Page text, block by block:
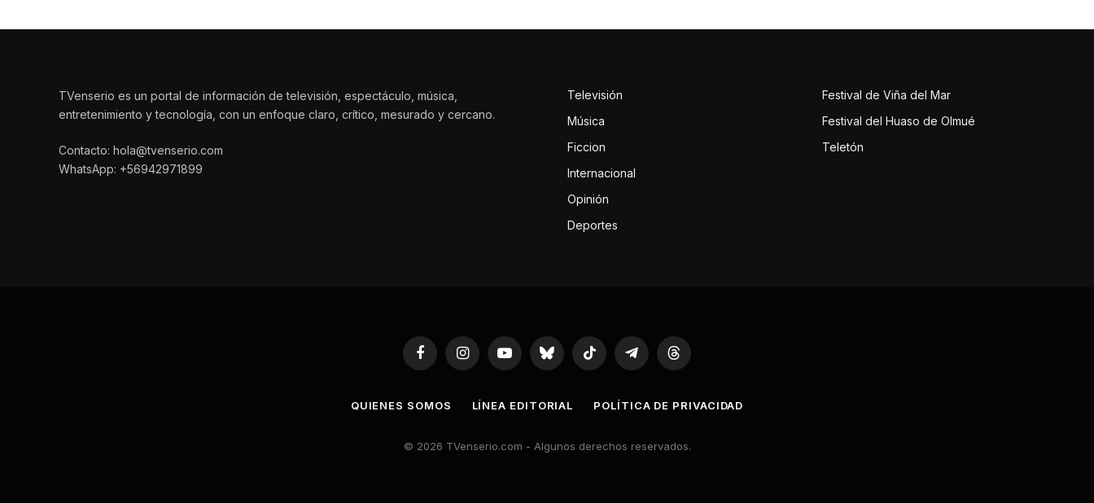
TVenserio es un portal de información de televisión, espectáculo, música,
entretenimiento y tecnología, con un enfoque claro, crítico, mesurado y cercano.
Contacto: hola@tvenserio.com
WhatsApp: +56942971899
Televisión
Música
Ficcion
Internacional
Opinión
Deportes
Festival de Viña del Mar
Festival del Huaso de Olmué
Teletón
FacebookInstagramYouTubeBluesky TikTok TelegramThreads
QUIENES SOMOS LÍNEA EDITORIAL POLÍTICA DE PRIVACIDAD
© 2026 TVenserio.com - Algunos derechos reservados.